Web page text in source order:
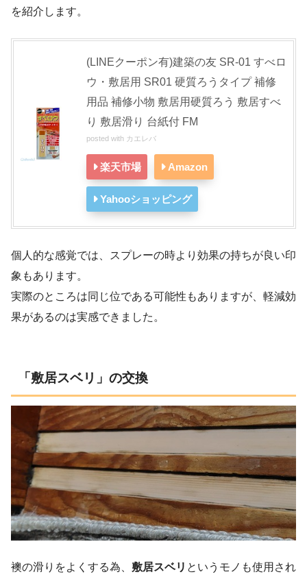
を紹介します。
(LINEクーポン有)建築の友 SR-01 すべロ
ウ・敷居用 SR01 硬質ろうタイプ 補修
用品 補修小物 敷居用硬質ろう 敷居すべ
り 敷居滑り 台紙付 FM
posted with カエレバ
楽天市場 Amazon
Yahooショッピング
個人的な感覚では、スプレーの時より効果の持ちが良い印
象もあります。
実際のところは同じ位である可能性もありますが、軽減効
果があるのは実感できました。
「敷居スベリ」の交換
襖の滑りをよくする為、 敷居スベリ というモノも使用され